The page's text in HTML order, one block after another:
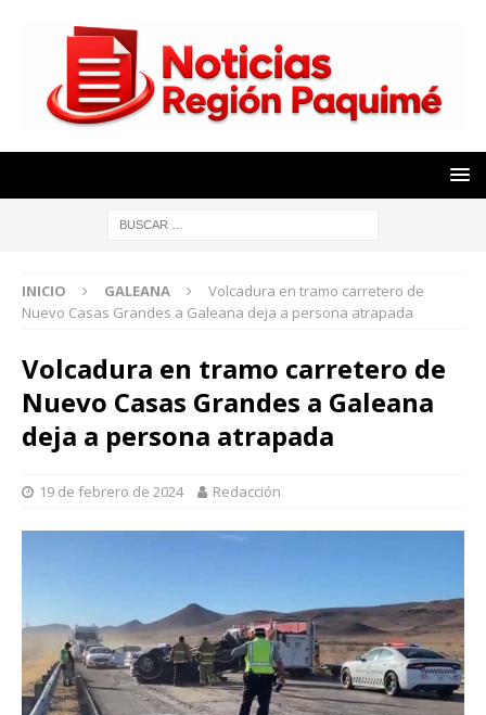
INICIO GALEANA
Volcadura en tramo carretero de
Nuevo Casas Grandes a Galeana deja a persona atrapada
Volcadura en tramo carretero de
Nuevo Casas Grandes a Galeana
deja a persona atrapada
19 de febrero de 2024 Redacción